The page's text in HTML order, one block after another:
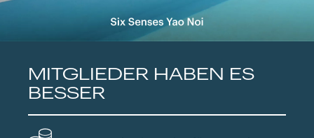
MITGLIEDER HABEN ES
BESSER